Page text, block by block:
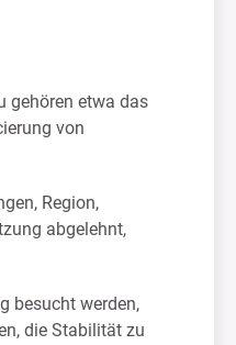
gehören etwa das
von
Region,
abgelehnt,
besucht werden,
die Stabilität zu